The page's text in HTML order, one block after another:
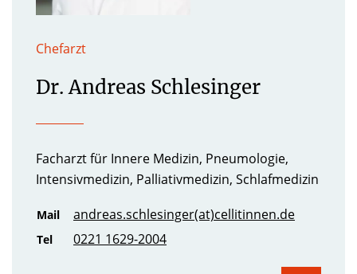
Chefarzt
Dr. Andreas Schlesinger
Facharzt für Innere Medizin, Pneumologie,
Intensivmedizin, Palliativmedizin, Schlafmedizin
Mail andreas.schlesinger(at)cellitinnen.de
Tel 0221 1629-2004